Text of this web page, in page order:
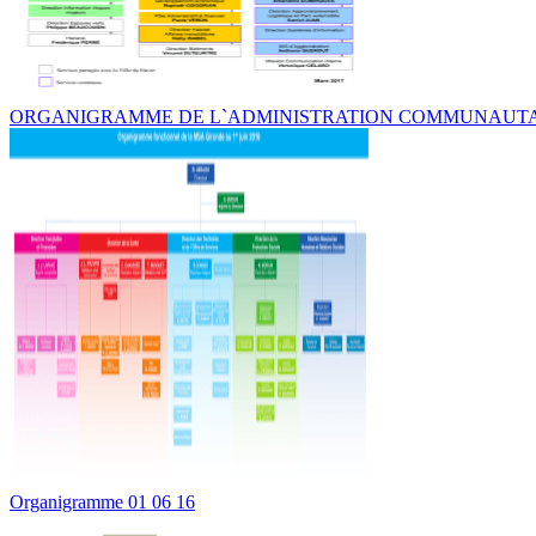
ORGANIGRAMME DE L`ADMINISTRATION
Organigramme 01 06 16